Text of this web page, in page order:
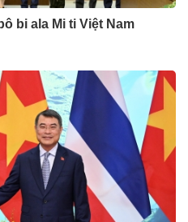
bi ala Mi ti Việt Nam